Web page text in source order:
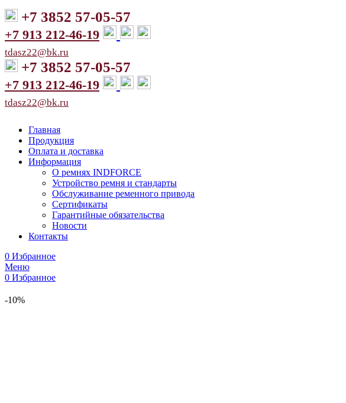
+7 3852 57-05-57
+7 913 212-46-19
tdasz22@bk.ru
+7 3852 57-05-57
+7 913 212-46-19
tdasz22@bk.ru
Главная
Продукция
Оплата и доставка
Информация
О ремнях INDFORCE
Устройство ремня и стандарты
Обслуживание ременного привода
Сертификаты
Гарантийные обязательства
Новости
Контакты
0 Избранное
Меню
0 Избранное
-10%